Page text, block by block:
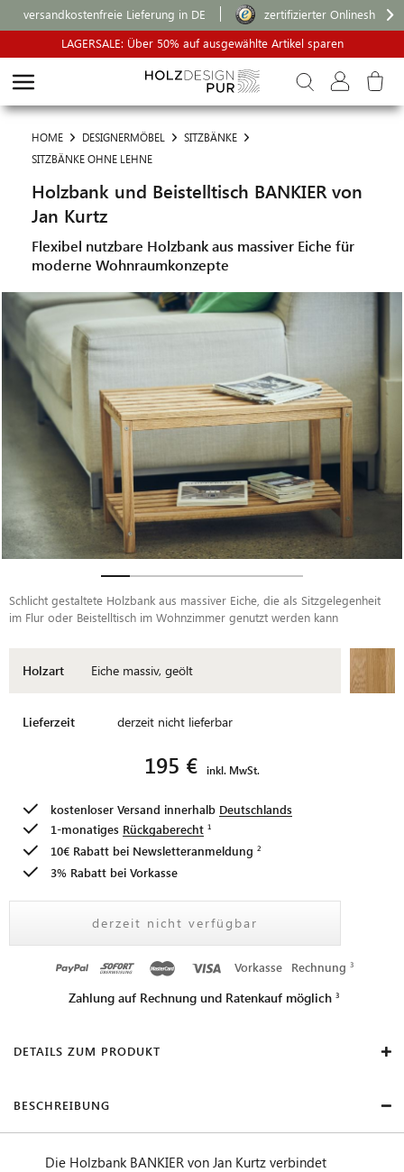
versandkostenfreie Lieferung in DE
zertifizierter Onlineshop
LAGERSALE: Über 50% auf ausgewählte Artikel sparen
HOME DESIGNERMÖBEL
SITZBÄNKE
SITZBÄNKE OHNE LEHNE
Holzbank und Beistelltisch BANKIER von
Jan Kurtz
Flexibel nutzbare Holzbank aus massiver Eiche für
moderne Wohnraumkonzepte
Schlicht gestaltete Holzbank aus massiver Eiche, die als Sitzgelegenheit
im Flur oder Beistelltisch im Wohnzimmer genutzt werden kann
Holzart Eiche massiv, geölt
Lieferzeit derzeit nicht lieferbar
195 € inkl. MwSt.
kostenloser Versand innerhalb Deutschlands
1-monatiges Rückgaberecht
10€ Rabatt bei Newsletteranmeldung
3% Rabatt bei Vorkasse
derzeit nicht verfügbar
Vorkasse Rechnung
Zahlung auf Rechnung und Ratenkauf möglich
DETAILS ZUM PRODUKT
BESCHREIBUNG
Die Holzbank BANKIER von Jan Kurtz verbindet